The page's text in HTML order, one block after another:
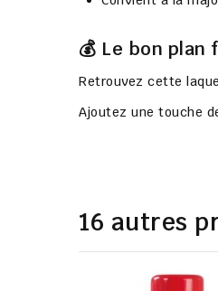
💰 Le bon plan
Retrouvez cette
Ajoutez une touche
16 autres